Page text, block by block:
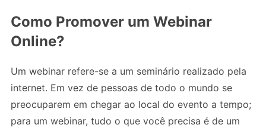
Como Promover um Webinar
Online?
Um webinar refere-se a um seminário realizado pela
internet. Em vez de pessoas de todo o mundo se
preocuparem em chegar ao local do evento a tempo;
para um webinar, tudo o que você precisa é de um